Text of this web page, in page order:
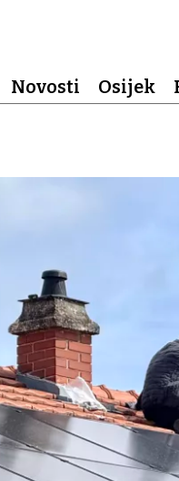
Novosti Osijek